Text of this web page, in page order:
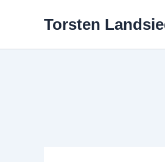
Torsten